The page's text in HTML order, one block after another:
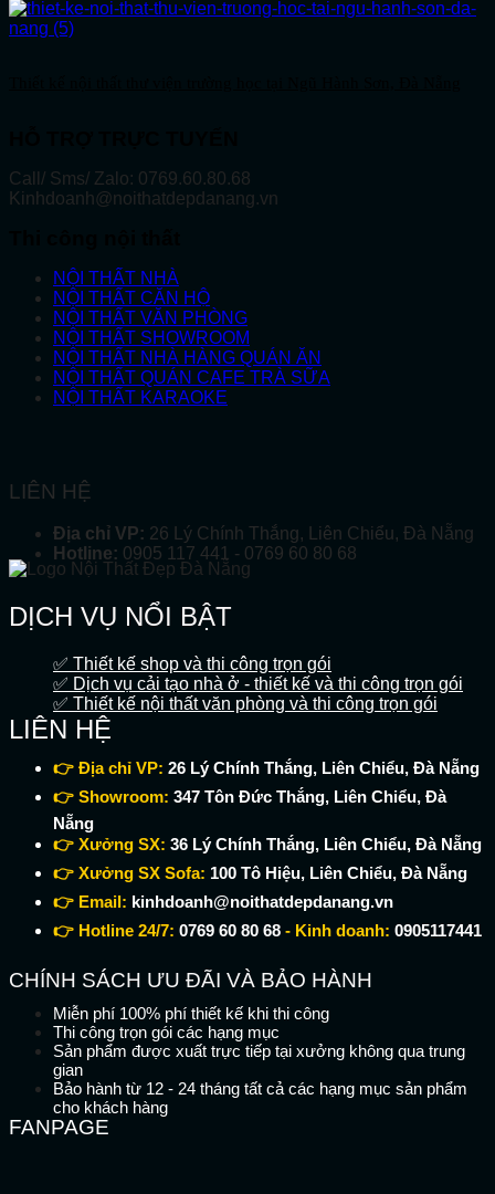
Call/ Sms/ Zalo: 0769.60.80.68
Kinhdoanh@noithatdepdanang.vn
NỘI THẤT NHÀ
NỘI THẤT CĂN HỘ
NỘI THẤT VĂN PHÒNG
NỘI THẤT SHOWROOM
NỘI THẤT NHÀ HÀNG QUÁN ĂN
NỘI THẤT QUÁN CAFE TRÀ SỮA
NỘI THẤT KARAOKE
LIÊN HỆ
Địa chỉ VP: 26 Lý Chính Thắng, Liên Chiểu, Đà Nẵng
Hotline: 0905 117 441 - 0769 60 80 68
DỊCH VỤ NỔI BẬT
✅ Thiết kế shop và thi công trọn gói
✅ Dịch vụ cải tạo nhà ở - thiết kế và thi công trọn gói
✅ Thiết kế nội thất văn phòng và thi công trọn gói
LIÊN HỆ
👉 Địa chỉ VP: 26 Lý Chính Thắng, Liên Chiểu, Đà Nẵng
👉 Showroom: 347 Tôn Đức Thắng, Liên Chiểu, Đà
Nẵng
👉 Xưởng SX: 36 Lý Chính Thắng, Liên Chiểu, Đà Nẵng
👉 Xưởng SX Sofa: 100 Tô Hiệu, Liên Chiểu, Đà Nẵng
👉 Email: kinhdoanh@noithatdepdanang.vn
👉 Hotline 24/7: 0769 60 80 68 - Kinh doanh: 0905117441
CHÍNH SÁCH ƯU ĐÃI VÀ BẢO HÀNH
Miễn phí 100% phí thiết kế khi thi công
Thi công trọn gói các hạng mục
Sản phẩm được xuất trực tiếp tại xưởng không qua trung
gian
Bảo hành từ 12 - 24 tháng tất cả các hạng mục sản phẩm
cho khách hàng
FANPAGE